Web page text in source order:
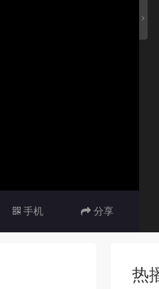
手机 分享
热